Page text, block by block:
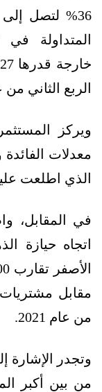
المتداولة
الربع الثاني من عام
ويركز
معدلات الفائدة
الذي اطلعت
في المقابل،
اتجاه حيازة
من عام 2021.
وتجدر الإشارة
من بين أكبر